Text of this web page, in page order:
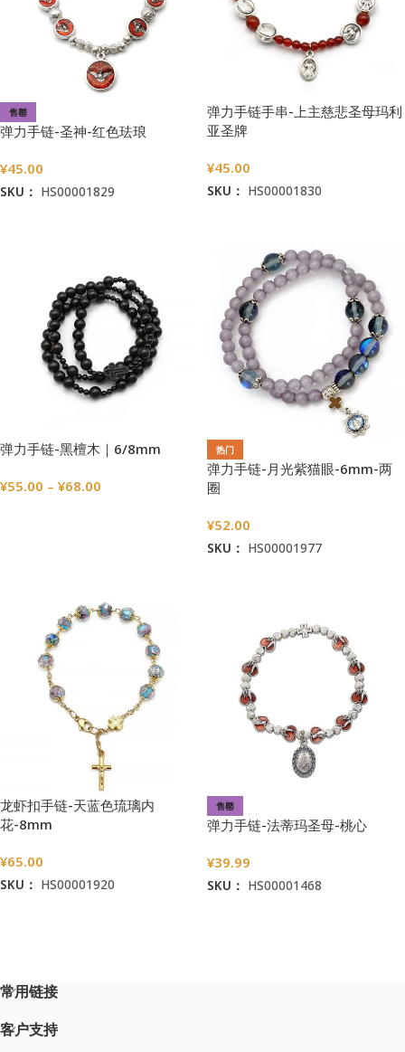
售罄
弹力手链-圣神-红色珐琅
¥45.00
SKU： HS00001829
弹力手链手串-上主慈悲圣母玛利
亚圣牌
¥45.00
SKU： HS00001830
弹力手链-黑檀木｜6/8mm
¥55.00 – ¥68.00
热门
弹力手链-月光紫猫眼-6mm-两
圈
¥52.00
SKU： HS00001977
龙虾扣手链-天蓝色琉璃内
花-8mm
¥65.00
SKU： HS00001920
售罄
弹力手链-法蒂玛圣母-桃心
¥39.99
SKU： HS00001468
常用链接
客户支持